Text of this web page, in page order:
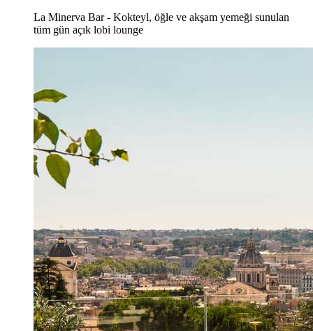
La Minerva Bar - Kokteyl, öğle ve akşam yemeği sunulan
tüm gün açık lobi lounge